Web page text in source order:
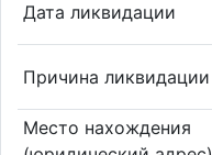
Дата ликвидации
Причина ликвидации
Место нахождения